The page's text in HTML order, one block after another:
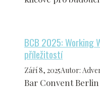
BCB 2025: Working
příležitostí
Září 8, 2025Autor:
Bar Convent